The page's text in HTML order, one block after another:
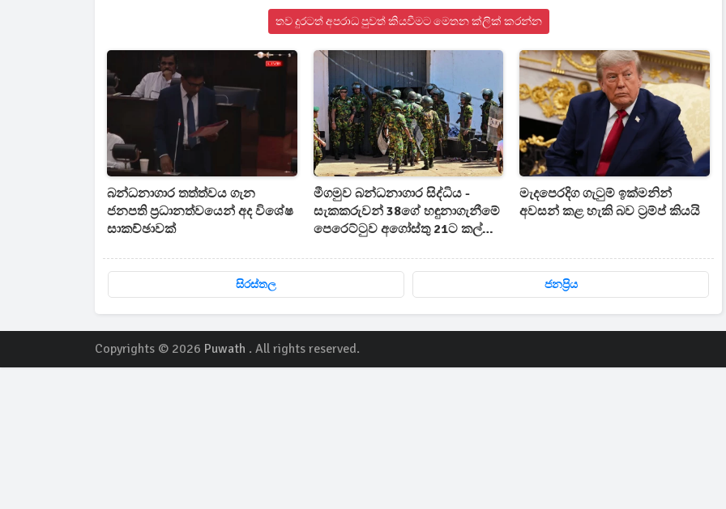
තව දුරටත් අපරාධ පුවත් කියවීමට මෙතන ක්ලික් කරන්න
බන්ධනාගාර තත්ත්වය ගැන
ජනපති ප්‍රධානත්වයෙන් අද විශේෂ
සාකච්ඡාවක්
මීගමුව බන්ධනාගාර සිද්ධිය -
සැකකරුවන් 38ගේ හඳුනාගැනීමේ
පෙරෙට්ටුව අගෝස්තු 21ට කල්
මැදපෙරදිග ගැටුම් ඉක්මනින්
අවසන් කළ හැකි බව ට්‍රම්ප් කියයි
සිරස්තල ජනප්‍රිය
Copyrights © 2026 Puwath . All rights reserved.